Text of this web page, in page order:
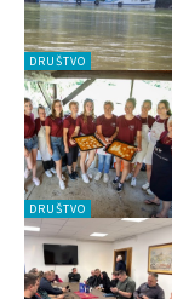
DRUŠTVO
DRUŠTVO